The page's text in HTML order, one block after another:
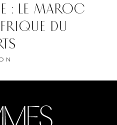
: LE MAROC
DU